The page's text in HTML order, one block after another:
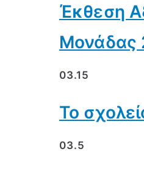
Έκθεση
Μονάδας
03.15
Το
03.5